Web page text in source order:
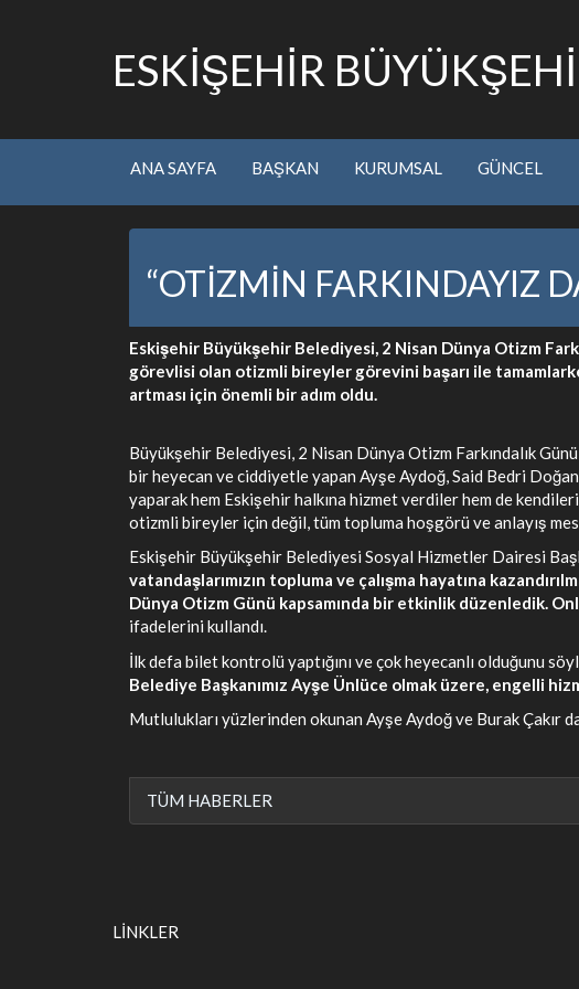
ESKİŞEHİR
ANA SAYFA BAŞKAN KURUMSAL GÜNCEL
“OTİZMİN FARKINDAYIZ
Eskişehir Büyükşehir Belediyesi, 2 Nisan Dünya Otizm
görevlisi olan otizmli bireyler görevini başarı ile
artması için önemli bir adım oldu.
Büyükşehir Belediyesi, 2 Nisan Dünya Otizm Farkındalık
bir heyecan ve ciddiyetle yapan Ayşe Aydoğ, Said Bedri
yaparak hem Eskişehir halkına hizmet verdiler hem de
otizmli bireyler için değil, tüm topluma hoşgörü ve anlayış
Eskişehir Büyükşehir Belediyesi Sosyal Hizmetler Dairesi
vatandaşlarımızın topluma ve çalışma hayatına
Dünya Otizm Günü kapsamında bir etkinlik düzenledik.
ifadelerini kullandı.
İlk defa bilet kontrolü yaptığını ve çok heyecanlı olduğunu
Belediye Başkanımız Ayşe Ünlüce olmak üzere, engelli
Mutlulukları yüzlerinden okunan Ayşe Aydoğ ve Burak Çakır
TÜM HABERLER
LİNKLER